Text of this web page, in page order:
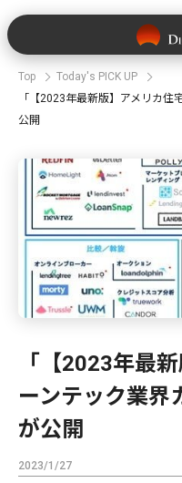
Top
Today's PICK UP
「【2023年最新版】アメリカ
公開
「【2023年最
ーンテック業界
が公開
2023/1/27